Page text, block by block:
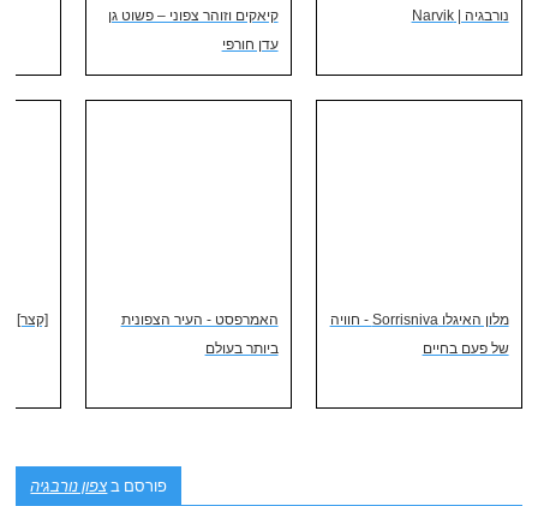
נורבגיה | Narvik
קיאקים וזוהר צפוני – פשוט גן
עדן חורפי
מלון האיגלו Sorrisniva - חוויה
של פעם בחיים
האמרפסט - העיר הצפונית
ביותר בעולם
[קצר]
פורסם בצפון נורבגיה